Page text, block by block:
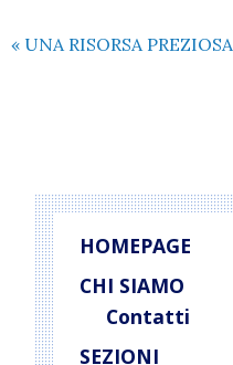
« UNA RISORSA PREZIOSA
HOMEPAGE
CHI SIAMO
Contatti
SEZIONI